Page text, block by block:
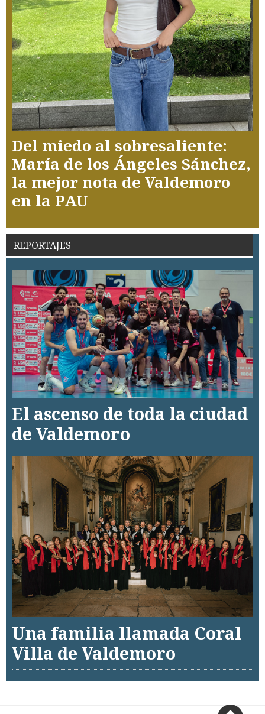
Del miedo al sobresaliente:
María de los Ángeles Sánchez,
la mejor nota de Valdemoro
en la PAU
REPORTAJES
El ascenso de toda la ciudad
de Valdemoro
Una familia llamada Coral
Villa de Valdemoro